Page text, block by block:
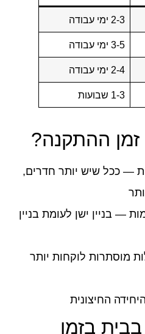
2-3 ימי עבודה
3-5 ימי עבודה
2-4 ימי עבודה
1-3 שבועות
ההתקנה?
— ככל שיש יותר חדרים,
— בניין ישן לעומת בניין
מוסתרות לוקחות יותר
החיצונית
בזמן